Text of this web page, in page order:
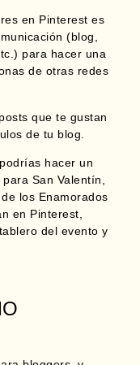
en Pinterest es
(blog,
para hacer una
de otras redes
que te gustan
de tu blog.
podrías hacer un
San Valentín,
los Enamorados
en Pinterest,
del evento y